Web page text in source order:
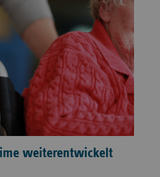
weiterentwickelt